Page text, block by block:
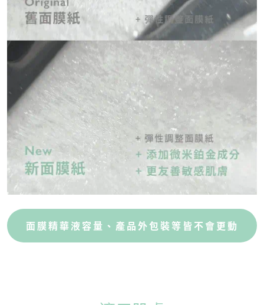
面膜精華液容量、產品外包裝等皆不會更動